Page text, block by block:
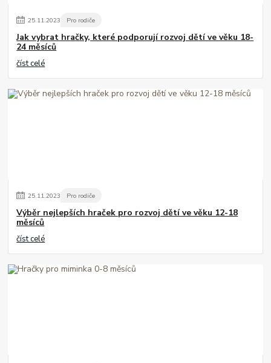
25.11.2023 Pro rodiče
Jak vybrat hračky, které podporují rozvoj dětí ve věku 18-
24 měsíců
číst celé
25.11.2023 Pro rodiče
Výběr nejlepších hraček pro rozvoj dětí ve věku 12-18
měsíců
číst celé